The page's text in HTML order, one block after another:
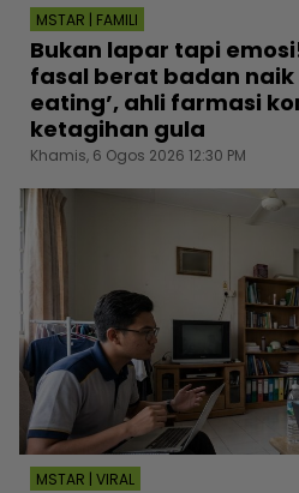
MSTAR | FAMILI
Bukan lapar tapi
fasal berat badan naik
eating’, ahli farmasi
ketagihan gula
Khamis, 6 Ogos 2026 12:30 PM
MSTAR | VIRAL